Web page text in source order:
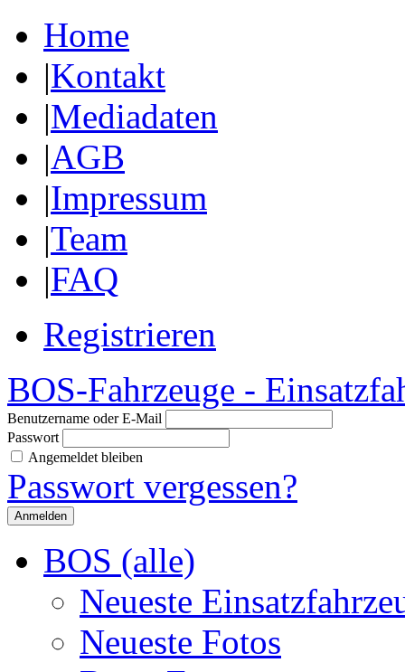
Home
|Kontakt
|Mediadaten
|AGB
|Impressum
|Team
|FAQ
Registrieren
BOS-Fahrzeuge -
Benutzername oder E-Mail
Passwort
Angemeldet bleiben
Passwort vergessen?
BOS (alle)
Neueste
Neueste Fotos